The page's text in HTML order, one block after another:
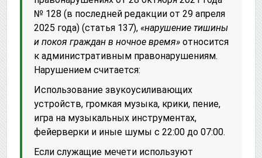
№ 128 (в последней редакции от 29 апреля
2025 года) (статья 137), «нарушение тишины
и покоя граждан в ночное время» относится
к административным правонарушениям.
Нарушением считается:
Использование звукоусиливающих
устройств, громкая музыка, крики, пение,
игра на музыкальных инструментах,
фейерверки и иные шумы с 22:00 до 07:00.
Если служащие мечети используют